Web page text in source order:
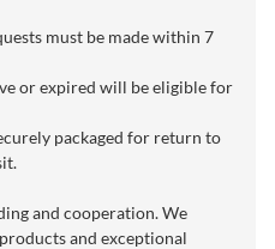
must be made within 7
or expired will be eligible for
packaged for return to
and cooperation. We
and exceptional